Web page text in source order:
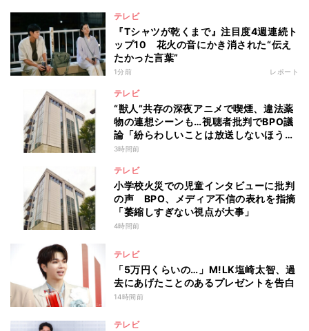
テレビ
『Tシャツが乾くまで』注目度4週連続ト
ップ10 花火の音にかき消された“伝え
たかった言葉”
1分前 レポート
テレビ
“獣人”共存の深夜アニメで喫煙、違法薬
物の連想シーンも…視聴者批判でBPO議
論「紛らわしいことは放送しないほう
が」
3時間前
テレビ
小学校火災での児童インタビューに批判
の声 BPO、メディア不信の表れを指摘
「萎縮しすぎない視点が大事」
4時間前
テレビ
「5万円くらいの…」M!LK塩崎太智、過
去にあげたことのあるプレゼントを告白
14時間前
テレビ